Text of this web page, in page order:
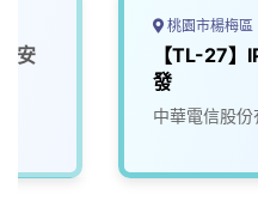
安
桃園市楊梅區
【TL-27】
發
中華電信股份